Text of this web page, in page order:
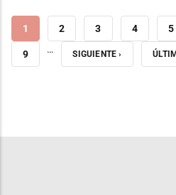
PÁGINA
ACTUAL
1 PÁGINA
2 PÁGINA
3 PÁGINA
4 5
PÁGINA
9 … SIGUIENTE
SIGUIENTE ›